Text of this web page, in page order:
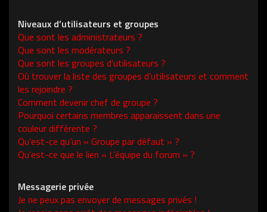
Niveaux d’utilisateurs et groupes
Que sont les administrateurs ?
Que sont les modérateurs ?
Que sont les groupes d’utilisateurs ?
Où trouver la liste des groupes d’utilisateurs et comment
les rejoindre ?
Comment devenir chef de groupe ?
Pourquoi certains membres apparaissent dans une
couleur différente ?
Qu’est-ce qu’un « Groupe par défaut » ?
Qu’est-ce que le lien « L’équipe du forum » ?
Messagerie privée
Je ne peux pas envoyer de messages privés !